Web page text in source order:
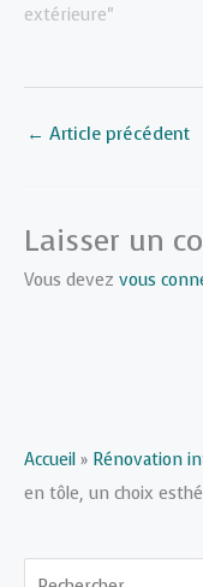
extérieure"
← Article précédent
Laisser un
Vous devez vous
Accueil » Rénovation
en tôle, un choix
Rechercher